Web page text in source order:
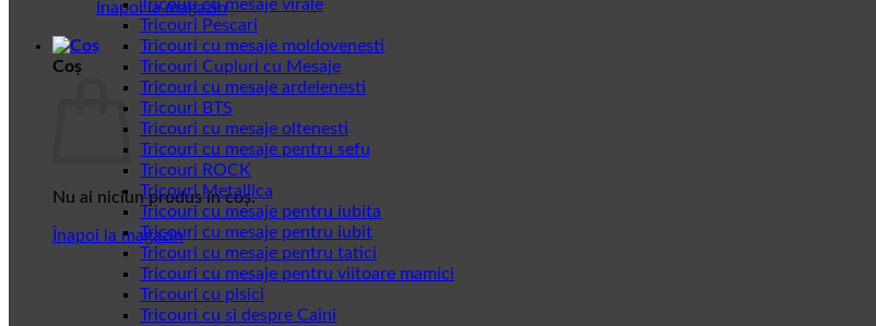
Înapoi la magazin
Coș
Nu ai niciun produs în coș.
Înapoi la magazin
Tricouri cu mesaje virale
Tricouri Pescari
Tricouri cu mesaje moldovenesti
Tricouri Cupluri cu Mesaje
Tricouri cu mesaje ardelenesti
Tricouri BTS
Tricouri cu mesaje oltenesti
Tricouri cu mesaje pentru sefu
Tricouri ROCK
Tricouri Metallica
Tricouri cu mesaje pentru iubita
Tricouri cu mesaje pentru iubit
Tricouri cu mesaje pentru tatici
Tricouri cu mesaje pentru viitoare mamici
Tricouri cu pisici
Tricouri cu si despre Caini